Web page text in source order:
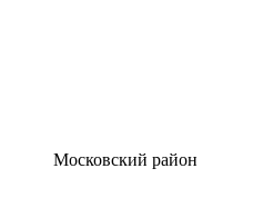
Московский район